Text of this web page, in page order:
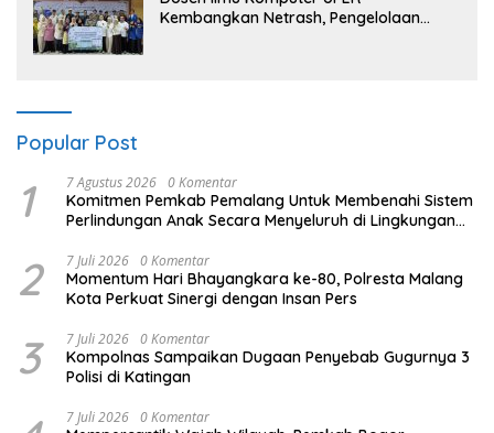
Kembangkan Netrash, Pengelolaan
Popular Post
1 7 Agustus 2026 0 Komentar
Komitmen Pemkab Pemalang Untuk Membenahi Sistem
Perlindungan Anak Secara Menyeluruh di Lingkungan
2 7 Juli 2026 0 Komentar
Momentum Hari Bhayangkara ke-80, Polresta Malang
Kota Perkuat Sinergi dengan Insan Pers
3 7 Juli 2026 0 Komentar
Kompolnas Sampaikan Dugaan Penyebab Gugurnya 3
Polisi di Katingan
7 Juli 2026 0 Komentar